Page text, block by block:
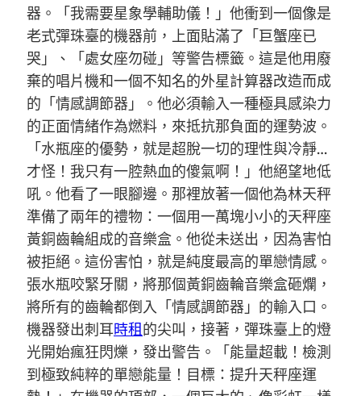
器。「我需要星象學輔助儀！」他衝到一個像是
老式彈珠臺的機器前，上面貼滿了「巨蟹座已
哭」、「處女座勿碰」等警告標籤。這是他用廢
棄的唱片機和一個不知名的外星計算器改造而成
的「情感調節器」。他必須輸入一種極具感染力
的正面情緒作為燃料，來抵抗那負面的運勢波。
「水瓶座的優勢，就是超脫一切的理性與冷靜…
才怪！我只有一腔熱血的傻氣啊！」他絕望地低
吼。他看了一眼腳邊。那裡放著一個他為林天秤
準備了兩年的禮物：一個用一萬塊小小的天秤座
黃銅齒輪組成的音樂盒。他從未送出，因為害怕
被拒絕。這份害怕，就是純度最高的單戀情感。
張水瓶咬緊牙關，將那個黃銅齒輪音樂盒砸爛，
將所有的齒輪都倒入「情感調節器」的輸入口。
機器發出刺耳時租的尖叫，接著，彈珠臺上的燈
光開始瘋狂閃爍，發出警告。「能量超載！檢測
到極致純粹的單戀能量！目標：提升天秤座運